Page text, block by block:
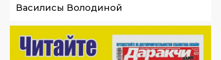
Василисы Володиной